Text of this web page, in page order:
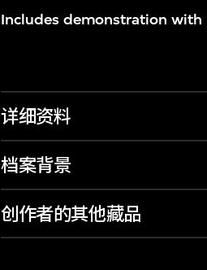
Includes demonstration with
详细资料
档案背景
创作者的其他藏品